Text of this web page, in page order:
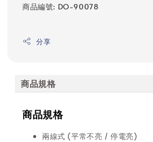
商品編號: DO-90078
分享
商品規格
商品規格
兩線式 (平常不亮 / 停電亮)